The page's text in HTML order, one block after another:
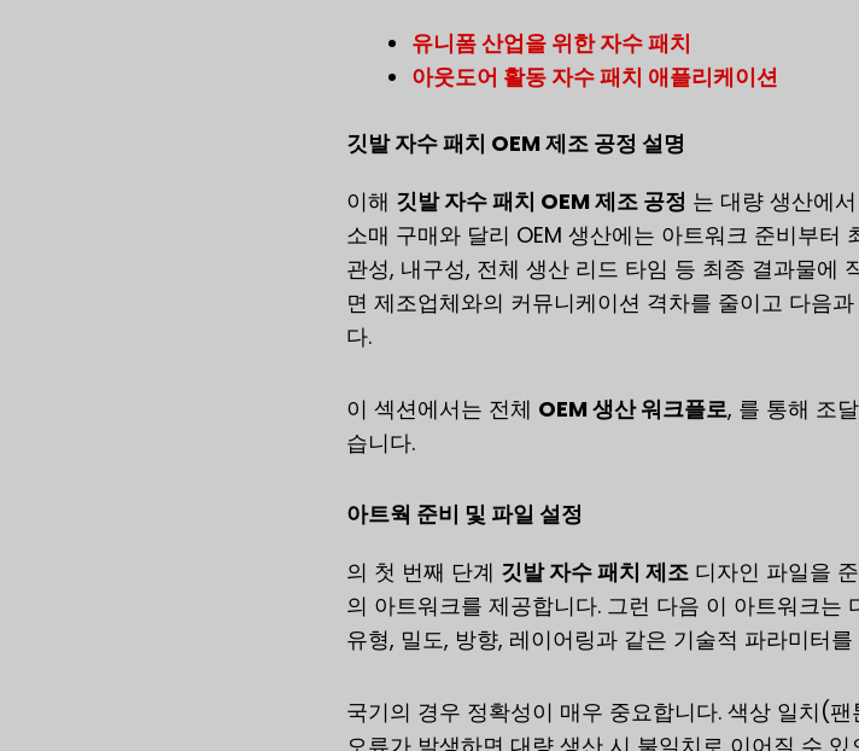
유니폼 산업을 위한 자수 패치
아웃도어 활동 자수 패치 애플리케이션
깃발 자수 패치 OEM 제조 공정 설명
이해 깃발 자수 패치 OEM 제조 공정 는 대량 생산에
소매 구매와 달리 OEM 생산에는 아트워크 준비부터
관성, 내구성, 전체 생산 리드 타임 등 최종 결과물에
면 제조업체와의 커뮤니케이션 격차를 줄이고 다음
다.
이 섹션에서는 전체 OEM 생산 워크플로, 를 통해 조
습니다.
아트웍 준비 및 파일 설정
의 첫 번째 단계 깃발 자수 패치 제조디자인 파일을
의 아트워크를 제공합니다. 그런 다음 이 아트워크
유형, 밀도, 방향, 레이어링과 같은 기술적 파라미터
국기의 경우 정확성이 매우 중요합니다. 색상 일치(
오류가 발생하면 대량 생산 시 불일치로 이어질 수